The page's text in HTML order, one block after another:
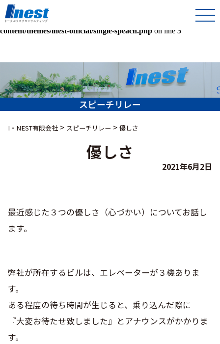
Warning: Undefined array key 0 in
/home/kir013221/public_html/inest-co-jp/wps/wp-
content/themes/inest-official/single-speach.php on line 5
スピーチリレー
I・NEST有限会社 > スピーチリレー > 優しさ
優しさ
2021年6月2日
最近感じた３つの優しさ（心づかい）についてお話し
ます。
弊社が所在するビルは、エレベーターが３機ありま
す。
ある程度の待ち時間が生じると、乗り込んだ際に
『大変お待たせ致しました』とアナウンスがかかりま
す。